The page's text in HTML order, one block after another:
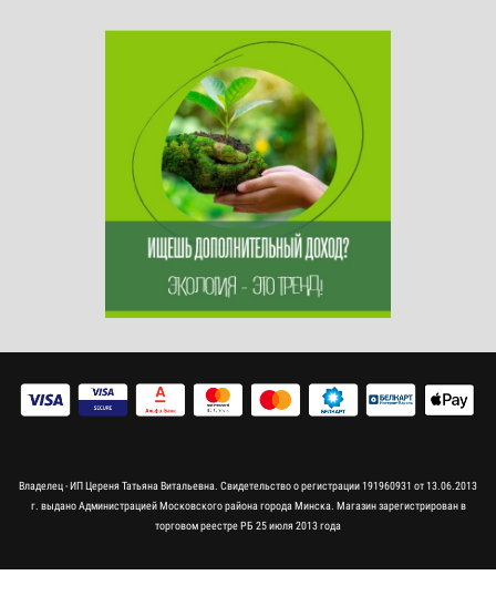
Владелец - ИП Цереня Татьяна Витальевна. Свидетельство о регистрации 191960931 от 13.06.2013
г. выдано Администрацией Московского района города Минска. Магазин зарегистрирован в
торговом реестре РБ 25 июля 2013 года